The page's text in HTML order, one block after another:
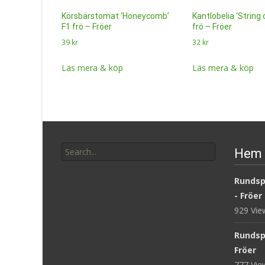
Körsbärstomat ‘Honeycomb’
F1 frö – Fröer
39 kr
Läs mera & köp
Kantlobelia ‘String
frö – Fröer
32 kr
Läs mera & köp
for:
- Fröer
929
Fröer